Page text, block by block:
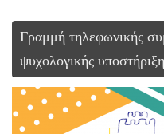
Γραμμή τηλεφωνικής
ψυχολογικής